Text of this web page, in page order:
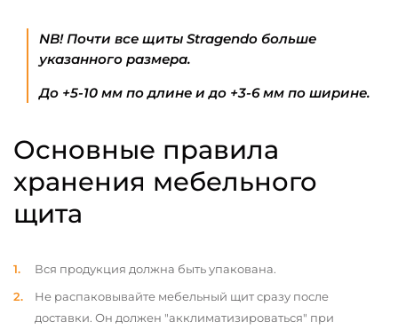
NB! Почти все щиты Stragendo больше
указанного размера.
До +5-10 мм по длине и до +3-6 мм по ширине.
Основные правила
хранения мебельного
щита
Вся продукция должна быть упакована.
Не распаковывайте мебельный щит сразу после
доставки. Он должен "акклиматизироваться" при